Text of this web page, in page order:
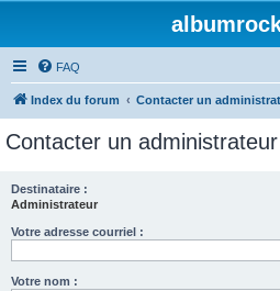
FAQ
Index du forum Contacter un
Contacter un
Destinataire :
Administrateur
Votre adresse courriel :
Votre nom :